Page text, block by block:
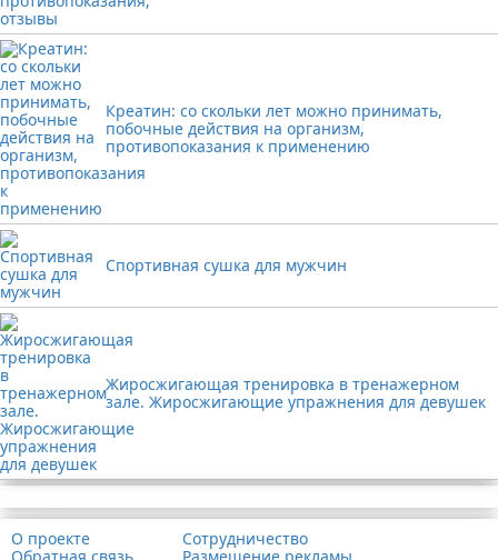
Креатин: со скольки лет можно принимать,
побочные действия на организм,
противопоказания к применению
Спортивная сушка для мужчин
Жиросжигающая тренировка в тренажерном
зале. Жиросжигающие упражнения для девушек
О проекте
Сотрудничество